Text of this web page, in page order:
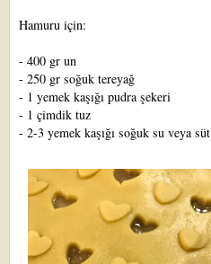
Hamuru için:
- 400 gr un
- 250 gr soğuk tereyağ
- 1 yemek kaşığı pudra şekeri
- 1 çimdik tuz
- 2-3 yemek kaşığı soğuk su veya süt